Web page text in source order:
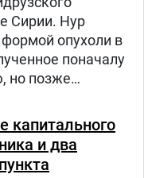
Сирии. Нур
опухоли в
поначалу
но позже
попала на
братья).
капитального
и два